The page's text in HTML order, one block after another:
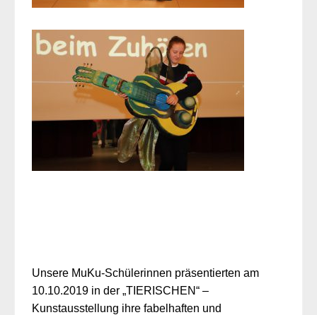
Unsere MuKu-Schülerinnen präsentierten am
10.10.2019 in der „TIERISCHEN“ –
Kunstausstellung ihre fabelhaften und